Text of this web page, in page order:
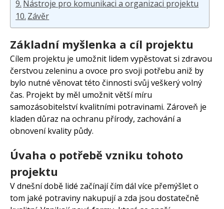
Nástroje pro komunikaci a organizaci projektu
Závěr
Základní myšlenka a cíl projektu
Cílem projektu je umožnit lidem vypěstovat si zdravou
čerstvou zeleninu a ovoce pro svoji potřebu aniž by
bylo nutné věnovat této činnosti svůj veškerý volný
čas. Projekt by měl umožnit větší míru
samozásobitelství kvalitními potravinami. Zároveň je
kladen důraz na ochranu přírody, zachování a
obnovení kvality půdy.
Úvaha o potřebě vzniku tohoto
projektu
V dnešní době lidé začínají čím dál více přemýšlet o
tom jaké potraviny nakupují a zda jsou dostatečně